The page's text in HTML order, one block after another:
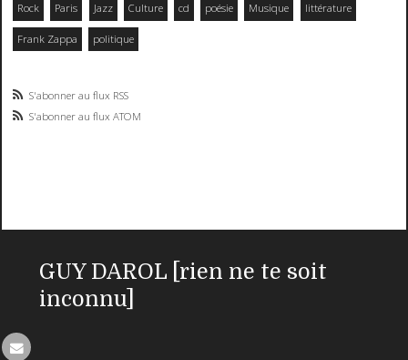
Rock Paris Jazz Culture cd poésie Musique littérature
Frank Zappa politique
S'abonner au flux RSS
S'abonner au flux ATOM
GUY DAROL [rien ne te soit
inconnu]